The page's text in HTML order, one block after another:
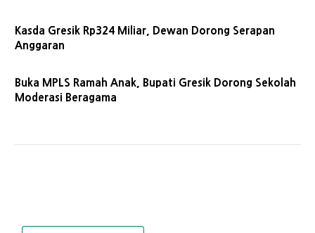
Kasda Gresik Rp324 Miliar, Dewan Dorong Serapan
Anggaran
Buka MPLS Ramah Anak, Bupati Gresik Dorong Sekolah
Moderasi Beragama